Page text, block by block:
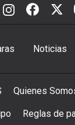
Noticias
Quienes
Reglas de